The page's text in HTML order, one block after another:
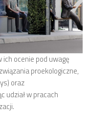
ich ocenie pod uwagę
proekologiczne,
oraz
udział w pracach